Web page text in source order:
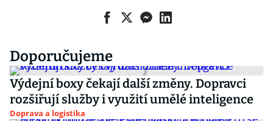
Doporučujeme
Výdejní boxy čekají další změny. Dopravci
rozšiřují služby i využití umělé inteligence
Doprava a logistika